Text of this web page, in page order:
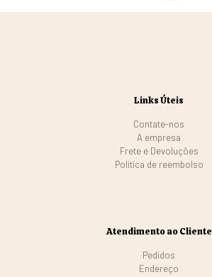
Links Úteis
Contate-nos
A empresa
Frete e Devoluções
Politica de reembolso
Atendimento ao Cliente
Pedidos
Endereço